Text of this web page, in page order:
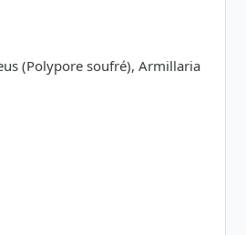
(Polypore soufré), Armillaria